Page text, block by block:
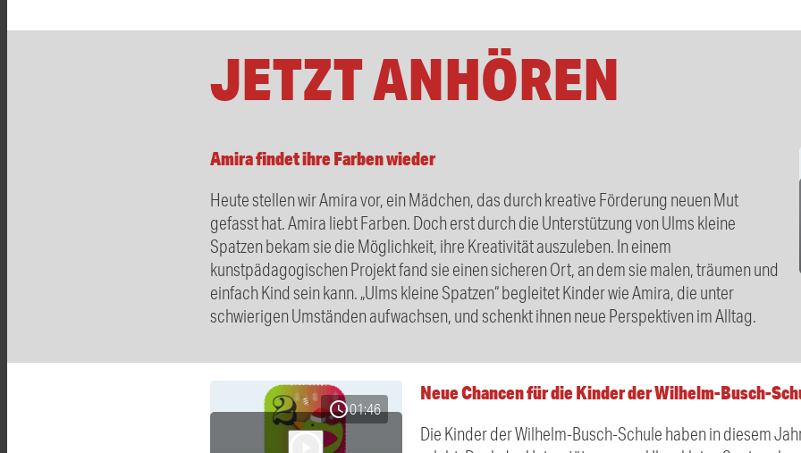
JETZT ANHÖREN
Amira findet ihre Farben wieder
Heute stellen wir Amira vor, ein Mädchen, das durch kreative Förderung neuen Mut
gefasst hat. Amira liebt Farben. Doch erst durch die Unterstützung von Ulms kleine
Spatzen bekam sie die Möglichkeit, ihre Kreativität auszuleben. In einem
kunstpädagogischen Projekt fand sie einen sicheren Ort, an dem sie malen, träumen und
einfach Kind sein kann. „Ulms kleine Spatzen“ begleitet Kinder wie Amira, die unter
schwierigen Umständen aufwachsen, und schenkt ihnen neue Perspektiven im Alltag.
schedule01:46
Neue Chancen für die Kinder der Wilhelm-Busch-
Die Kinder der Wilhelm-Busch-Schule haben in diesem